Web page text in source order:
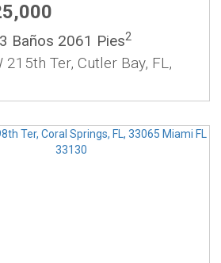
3 Baños 2061 Pies2
215th Ter, Cutler Bay, FL,